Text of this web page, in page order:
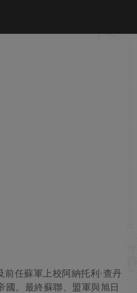
任蘇軍上校阿納托利·查丹
。最終蘇聯、盟軍與旭日